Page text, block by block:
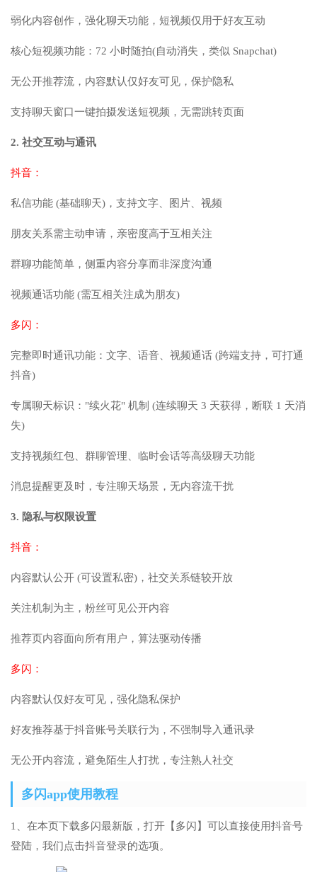
弱化内容创作，强化聊天功能，短视频仅用于好友互动
核心短视频功能：72 小时随拍(自动消失，类似 Snapchat)
无公开推荐流，内容默认仅好友可见，保护隐私
支持聊天窗口一键拍摄发送短视频，无需跳转页面
2. 社交互动与通讯
抖音：
私信功能 (基础聊天)，支持文字、图片、视频
朋友关系需主动申请，亲密度高于互相关注
群聊功能简单，侧重内容分享而非深度沟通
视频通话功能 (需互相关注成为朋友)
多闪：
完整即时通讯功能：文字、语音、视频通话 (跨端支持，可打通
抖音)
专属聊天标识："续火花" 机制 (连续聊天 3 天获得，断联 1 天消
失)
支持视频红包、群聊管理、临时会话等高级聊天功能
消息提醒更及时，专注聊天场景，无内容流干扰
3. 隐私与权限设置
抖音：
内容默认公开 (可设置私密)，社交关系链较开放
关注机制为主，粉丝可见公开内容
推荐页内容面向所有用户，算法驱动传播
多闪：
内容默认仅好友可见，强化隐私保护
好友推荐基于抖音账号关联行为，不强制导入通讯录
无公开内容流，避免陌生人打扰，专注熟人社交
多闪app使用教程
1、在本页下载多闪最新版，打开【多闪】可以直接使用抖音号
登陆，我们点击抖音登录的选项。